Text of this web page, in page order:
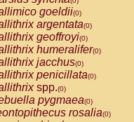
Callicebus moloch
Callicebus torquatus
Callicebusspp.(0)
Chiropotes satanas(0)
Pithecia monachus
Pithecia pithecia(0)
Cercocebus agilis
Cercocebus
Cercocebus
goeldii(0)
argentata(0)
geoffroyi(0)
humeralifer(0)
jacchus(0)
penicillata(0)
spp.(0)
pygmaea(0)
rosalia(0)